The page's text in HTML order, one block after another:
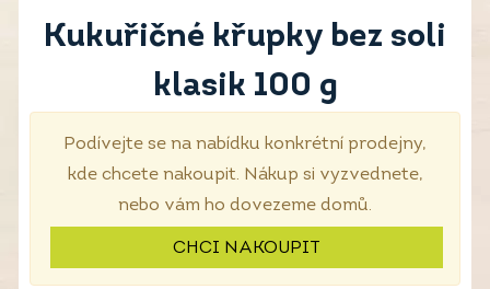
Kukuřičné křupky bez soli
klasik 100 g
Podívejte se na nabídku konkrétní prodejny,
kde chcete nakoupit. Nákup si vyzvednete,
nebo vám ho dovezeme domů.
CHCI NAKOUPIT